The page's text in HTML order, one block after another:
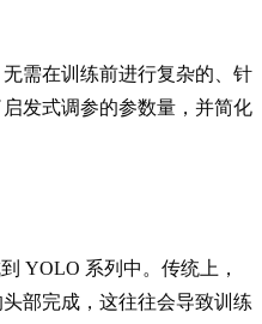
需在训练前进行复杂的、针
发式调参的参数量，并简化
YOLO 系列中。传统上，
部完成，这往往会导致训练